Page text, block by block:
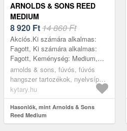
ARNOLDS & SONS REED
MEDIUM
8 920 Ft14 860 Ft
Akciós.Ki számára alkalmas:
Fagott, Ki számára alkalmas:
Fagott, Keménység: Medium,
Darabszám: 1, Gyártás helye:
Kína
arnolds & sons, fúvós, fúvós
hangszer tartozékok, nyelvsípok
és szorítók, oboa és fagott
kytary.hu
Hasonlók, mint Arnolds & Sons
Reed Medium